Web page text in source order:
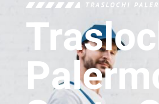
TRASLOCHI